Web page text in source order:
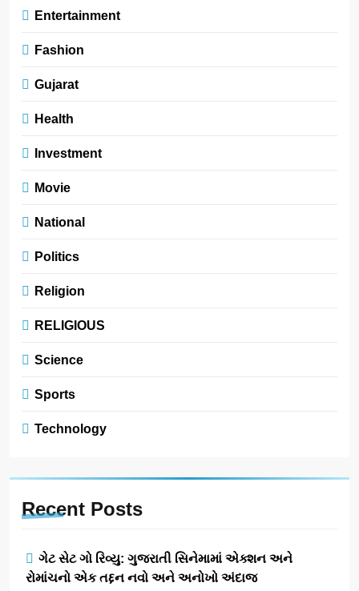
Entertainment
Fashion
Gujarat
Health
Investment
Movie
National
Politics
Religion
RELIGIOUS
Science
Sports
Technology
Recent Posts
ગેટ સેટ ગો રિવ્યુ: ગુજરાતી સિનેમામાં એક્શન અને
રોમાંચનો એક તદ્દન નવો અને અનોખો અંદાજ